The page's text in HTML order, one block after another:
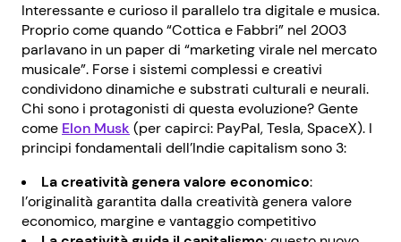
Interessante e curioso il parallelo tra digitale e musica.
Proprio come quando “Cottica e Fabbri” nel 2003
parlavano in un paper di “marketing virale nel mercato
musicale”. Forse i sistemi complessi e creativi
condividono dinamiche e substrati culturali e neurali.
Chi sono i protagonisti di questa evoluzione? Gente
come Elon Musk (per capirci: PayPal, Tesla, SpaceX). I
principi fondamentali dell’Indie capitalism sono 3:
La creatività genera valore economico:
l’originalità garantita dalla creatività genera valore
economico, margine e vantaggio competitivo